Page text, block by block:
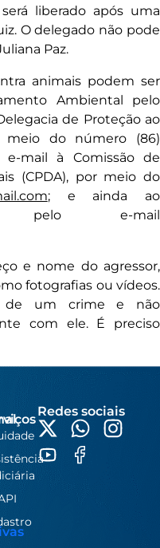
liberado após uma
O delegado não pode
Paz.
animais podem ser
Ambiental pelo
de Proteção ao
meio do número (86)
e-mail à Comissão de
(CPDA), por meio do
; e ainda ao
pelo e-mail
e nome do agressor,
fotografias ou vídeos.
de um crime e não
com ele. É preciso
Redes sociais